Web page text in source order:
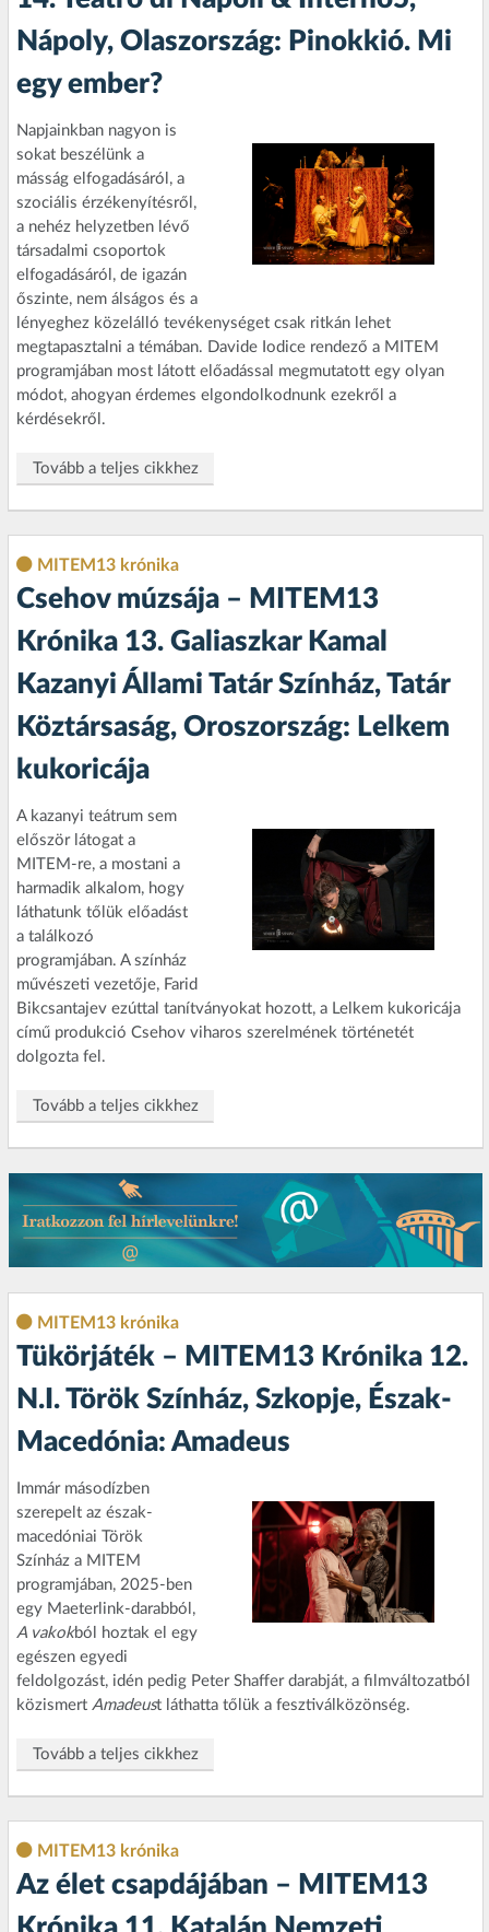
Nápoly, Olaszország: Pinokkió. Mi
egy ember?
Napjainkban nagyon is
sokat beszélünk a
másság elfogadásáról, a
szociális érzékenyítésről,
a nehéz helyzetben lévő
társadalmi csoportok
elfogadásáról, de igazán
őszinte, nem álságos és a
lényeghez közelálló tevékenységet csak ritkán lehet
megtapasztalni a témában. Davide Iodice rendező a MITEM
programjában most látott előadással megmutatott egy olyan
módot, ahogyan érdemes elgondolkodnunk ezekről a
kérdésekről.
Tovább a teljes cikkhez
MITEM13 krónika
Csehov múzsája – MITEM13
Krónika 13. Galiaszkar Kamal
Kazanyi Állami Tatár Színház, Tatár
Köztársaság, Oroszország: Lelkem
kukoricája
A kazanyi teátrum sem
először látogat a
MITEM-re, a mostani a
harmadik alkalom, hogy
láthatunk tőlük előadást
a találkozó
programjában. A színház
művészeti vezetője, Farid
Bikcsantajev ezúttal tanítványokat hozott, a Lelkem kukoricája
című produkció Csehov viharos szerelmének történetét
dolgozta fel.
Tovább a teljes cikkhez
MITEM13 krónika
Tükörjáték – MITEM13 Krónika 12.
N.I. Török Színház, Szkopje, Észak-
Macedónia: Amadeus
Immár másodízben
szerepelt az észak-
macedóniai Török
Színház a MITEM
programjában, 2025-ben
egy Maeterlink-darabból,
A vakokból hoztak el egy
egészen egyedi
feldolgozást, idén pedig Peter Shaffer darabját, a filmváltozatból
közismert Amadeust láthatta tőlük a fesztiválközönség.
Tovább a teljes cikkhez
MITEM13 krónika
Az élet csapdájában – MITEM13